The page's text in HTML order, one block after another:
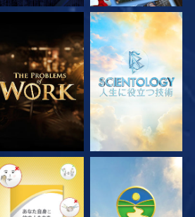
シリーズを探求 シリーズを探求
観る 観る